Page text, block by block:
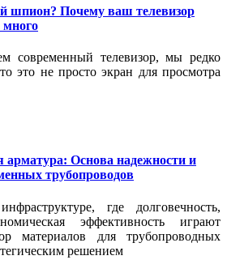
Почему ваш телевизор
современный телевизор, мы редко
это не просто экран для просмотра
Основа надежности и
трубопроводов
где долговечность,
эффективность играют
материалов для трубопроводных
решением